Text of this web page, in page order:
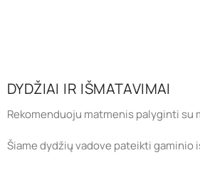
DYDŽIAI IR IŠMATAVIMAI
Rekomenduoju matmenis palyginti su
Šiame dydžių vadove pateikti gaminio